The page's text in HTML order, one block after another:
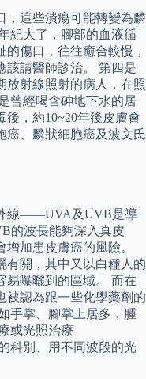
，這些潰瘍可能轉變為麟
紀大了，腳部的血液循
傷口，往往癒合較慢，
該請醫師診治。 第四是
放射線照射的病人，在照
曾經喝含砷地下水的居
後，約10~20年後皮膚會
癌、麟狀細胞癌及波文氏
線——UVA及UVB是導
的波長能夠深入真皮
加患皮膚癌的風險。
有關，其中又以白種人的
易曝曬到的區域。 而在
被認為跟一些化學藥劑的
手掌、腳掌上居多，腫
或光照治療
科別、用不同波段的光